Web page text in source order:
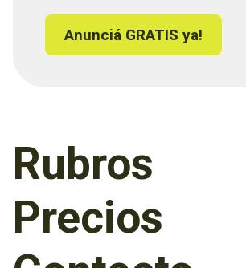
Anunciá GRATIS ya!
Rubros
Precios